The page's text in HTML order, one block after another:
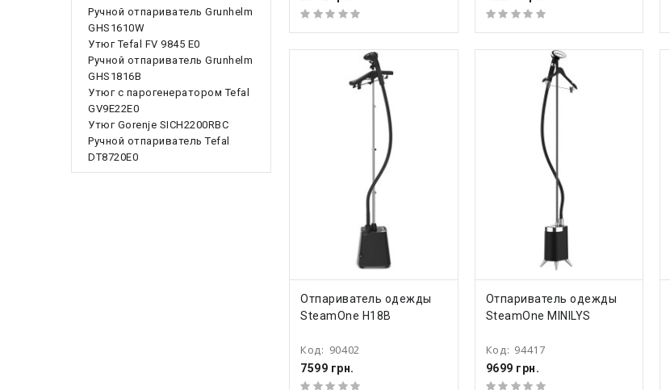
Ручной отпариватель Grunhelm
GHS1610W
Утюг Tefal FV 9845 E0
Ручной отпариватель Grunhelm
GHS1816B
Утюг с парогенератором Tefal
GV9E22E0
Утюг Gorenje SICH2200RBC
Ручной отпариватель Tefal
DT8720E0
КУПИТЬ
Отпариватель одежды
SteamOne H18B
Код: 90402
7599 грн.
КУПИТЬ
Отпариватель одежды
SteamOne MINILYS
Код: 94417
9699 грн.